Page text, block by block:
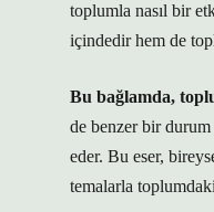
toplumla nasıl bir
içindedir hem de
Bu bağlamda,
de benzer bir
eder. Bu eser,
temalarla